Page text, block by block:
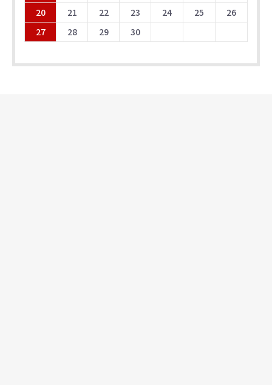
20
21 22 23 24 25
26
27
28 29 30